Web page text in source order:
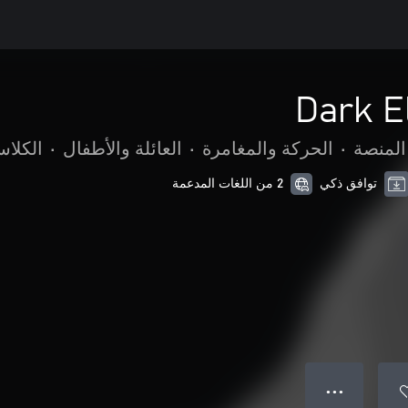
Dark
المنصة • الحركة والمغامرة • العائلة والأطفال •
توافق ذكي 2 من اللغات المدعمة
● ● ●